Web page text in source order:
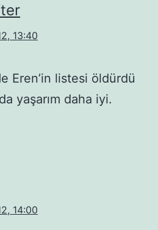
13:40
Eren’in listesi öldürdü
yaşarım daha iyi.
14:00